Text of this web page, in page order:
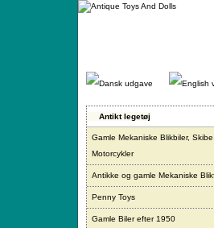
Gå
Antikt legetøj
Gamle Mekaniske Blikbiler,
Motorcykler
Antikke og gamle Mekaniske
Penny Toys
Gamle Biler efter 1950